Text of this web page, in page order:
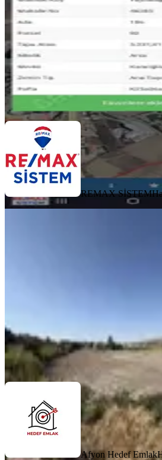
6.309/m²·
REMAX SİSTEM
REMAX SİSTEM
Afyon Hedef EmlakHakan Bilgiçer
Ara
Afyon Hedef Emlak